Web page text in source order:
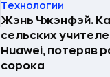
Технологии
Жэнь Чжэнфэй.
сельских
Huawei, потеряв
сорока